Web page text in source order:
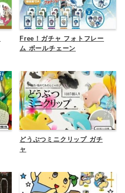
Free！ガチャ フォトフレー
ム ボールチェーン
どうぶつミニクリップ ガチ
ャ